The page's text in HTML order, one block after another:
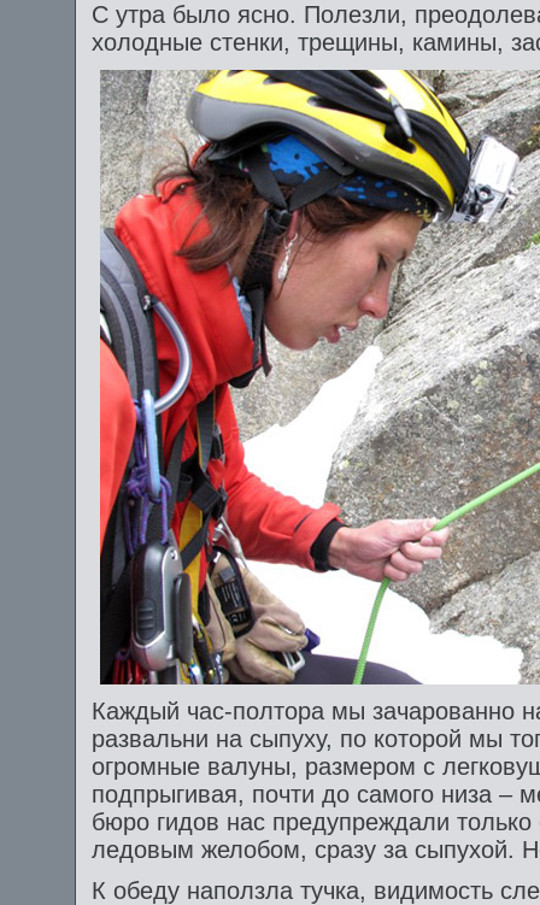
С утра было ясно. Полезли,
холодные стенки, трещины, камины,
Каждый час-полтора мы зачарованно
развальни на сыпуху, по которой мы
огромные валуны, размером с
подпрыгивая, почти до самого низа –
бюро гидов нас предупреждали
ледовым желобом, сразу за сыпухой.
К обеду наползла тучка, видимость